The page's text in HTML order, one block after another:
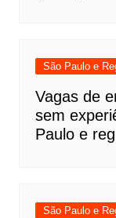
São Paulo e
Vagas de
sem
Paulo e
São Paulo e